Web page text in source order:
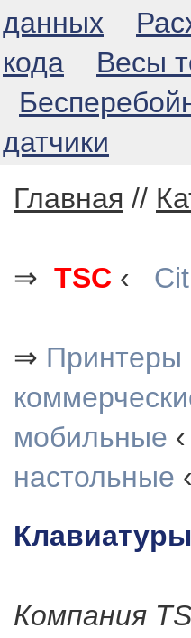
данных
кода
Весы
датчики
Главная //
⇒ TSC ‹
⇒ Принтеры
мобильные ‹
настольные ‹
Компания